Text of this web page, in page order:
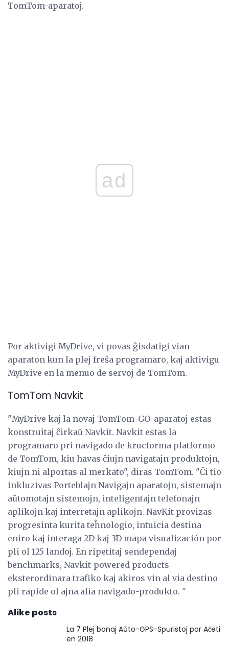
TomTom-aparatoj.
ad
Por aktivigi MyDrive, vi povas ĝisdatigi vian
aparaton kun la plej freŝa programaro, kaj aktivigu
MyDrive en la menuo de servoj de TomTom.
TomTom Navkit
"MyDrive kaj la novaj TomTom-GO-aparatoj estas
konstruitaj ĉirkaŭ Navkit. Navkit estas la
programaro pri navigado de krucforma platformo
de TomTom, kiu havas ĉiujn navigatajn produktojn,
kiujn ni alportas al merkato", diras TomTom. "Ĉi tio
inkluzivas Porteblajn Navigajn aparatojn, sistemajn
aŭtomotajn sistemojn, inteligentajn telefonajn
aplikojn kaj interretajn aplikojn. NavKit provizas
progresinta kurita teĥnologio, intuicia destina
eniro kaj interaga 2D kaj 3D mapa visualización por
pli ol 125 landoj. En ripetitaj sendependaj
benchmarks, Navkit-powered products
eksterordinara trafiko kaj akiros vin al via destino
pli rapide ol ajna alia navigado-produkto. "
Alike posts
La 7 Plej bonaj Aŭto-GPS-Spuristoj por Aĉeti
en 2018